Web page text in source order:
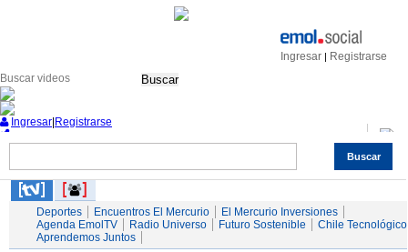
Ingresar | Registrarse
Buscar
Buscar
Ingresar Registrarse
Servicios
Deportes Encuentros El Mercurio
El Mercurio Inversiones
Agenda EmolTV
Radio Universo Futuro Sostenible
Chile Tecnológico
Aprendemos Juntos